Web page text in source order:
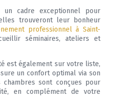
un cadre exceptionnel pour
trouveront leur bonheur
professionnel à Saint-
séminaires, ateliers et
est également sur votre liste,
un confort optimal via son
chambres sont conçues pour
en complément de votre